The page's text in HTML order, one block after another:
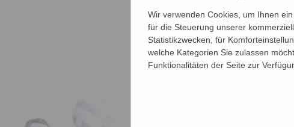
Wir verwenden Cookies, um Ihnen
für die Steuerung unserer
Statistikzwecken, für
welche Kategorien Sie zulassen
Funktionalitäten der Seite zur